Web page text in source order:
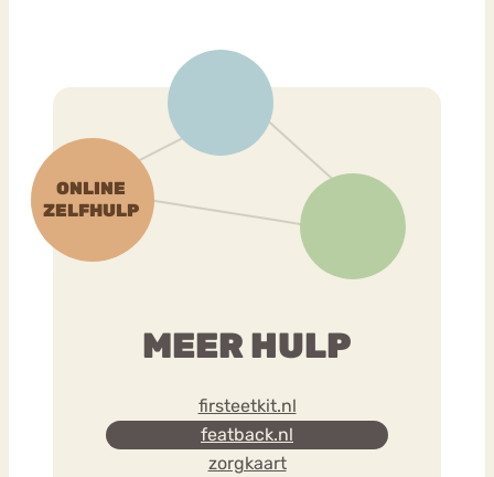
MEER HULP
firsteetkit.nl
featback.nl
zorgkaart